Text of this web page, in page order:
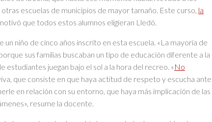
escuelas de municipios de mayor tamaño. Este curso, la
que todos estos alumnos eligieran Lledó.
niño de cinco años inscrito en esta escuela. «La mayoría de
sus familias buscaban un tipo de educación diferente a la
estudiantes juegan bajo el sol a la hora del recreo. «No
que consiste en que haya actitud de respeto y escucha ante
en relación con su entorno, que haya más implicación de las
resume la docente.